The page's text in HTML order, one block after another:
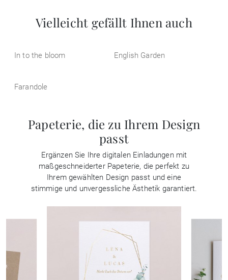
Vielleicht gefällt Ihnen auch
In to the bloom English Garden
Farandole
Papeterie, die zu Ihrem Design
passt
Ergänzen Sie Ihre digitalen Einladungen mit
maßgeschneiderter Papeterie, die perfekt zu
Ihrem gewählten Design passt und eine
stimmige und unvergessliche Ästhetik garantiert.